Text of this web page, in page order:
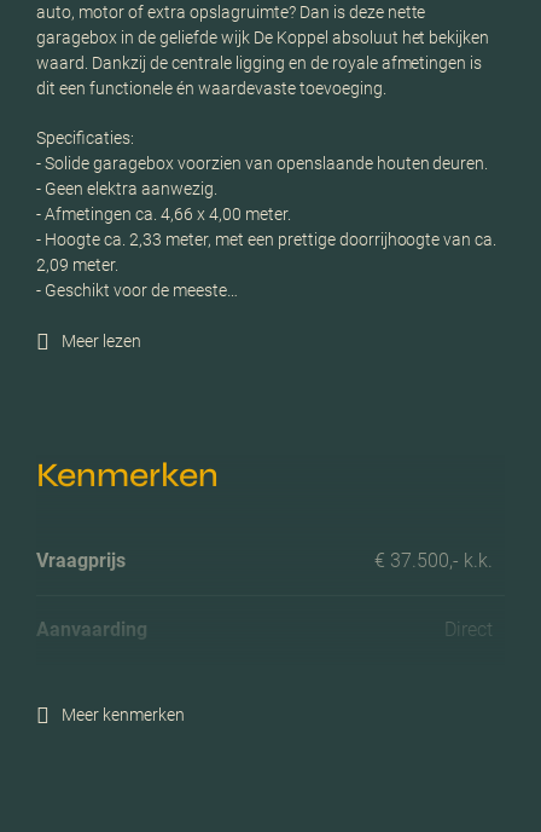
auto, motor of extra opslagruimte? Dan is deze nette
garagebox in de geliefde wijk De Koppel absoluut het bekijken
waard. Dankzij de centrale ligging en de royale afmetingen is
dit een functionele én waardevaste toevoeging.
Specificaties:
- Solide garagebox voorzien van openslaande houten deuren.
- Geen elektra aanwezig.
- Afmetingen ca. 4,66 x 4,00 meter.
- Hoogte ca. 2,33 meter, met een prettige doorrijhoogte van ca.
2,09 meter.
- Geschikt voor de meeste…
Meer lezen
Kenmerken
Vraagprijs € 37.500,- k.k.
Aanvaarding Direct
Meer kenmerken